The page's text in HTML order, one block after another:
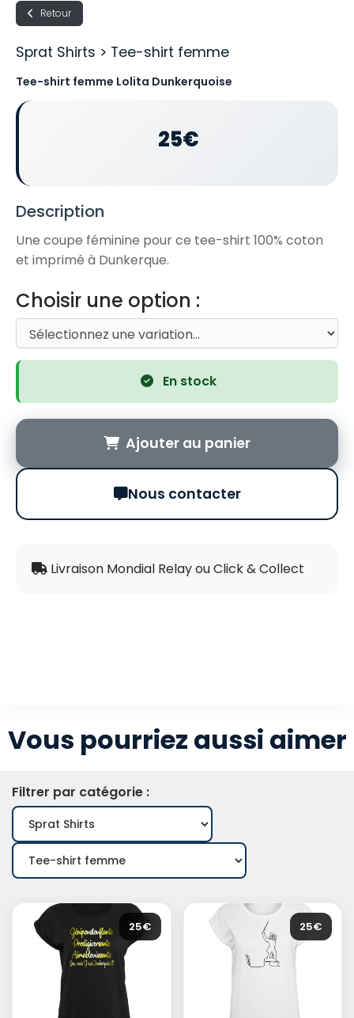
Retour
Sprat Shirts > Tee-shirt femme
Tee-shirt femme Lolita Dunkerquoise
25€
Description
Une coupe féminine pour ce tee-shirt 100% coton
et imprimé à Dunkerque.
Choisir une option :
En stock
Ajouter au panier
Nous contacter
Livraison Mondial Relay ou Click & Collect
Vous pourriez aussi aimer
Filtrer par catégorie :
25€ 25€